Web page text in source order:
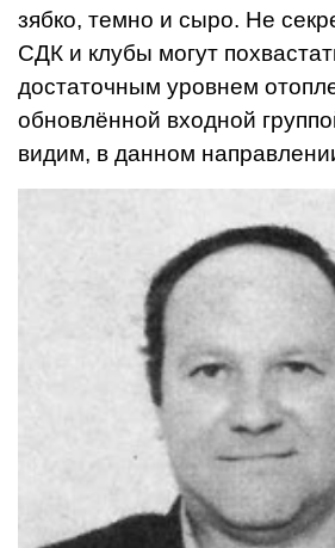
зябко, темно и сыро. Не
СДК и клубы могут
достаточным уровнем
обновлённой входной
ви­дим, в данном